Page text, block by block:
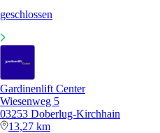
geschlossen
Gardinenlift Center
Wiesenweg 5
03253 Doberlug-Kirchhain
13,27 km